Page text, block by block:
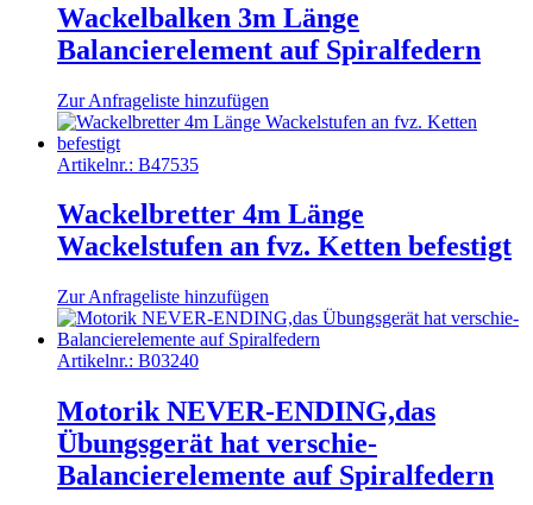
Wackelbalken 3m Länge
Balancierelement auf Spiralfedern
Zur Anfrageliste hinzufügen
Artikelnr.: B47535
Wackelbretter 4m Länge
Wackelstufen an fvz. Ketten befestigt
Zur Anfrageliste hinzufügen
Artikelnr.: B03240
Motorik NEVER-ENDING,das
Übungsgerät hat verschie-
Balancierelemente auf Spiralfedern